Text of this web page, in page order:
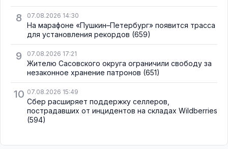
8 07.08.2026 14:30
На марафоне «Пушкин–Петербург» появится трасса
для установления рекордов (659)
9 07.08.2026 17:21
Жителю Сасовского округа ограничили свободу за
незаконное хранение патронов (651)
10 07.08.2026 15:49
Сбер расширяет поддержку селлеров,
пострадавших от инцидентов на складах Wildberries
(594)